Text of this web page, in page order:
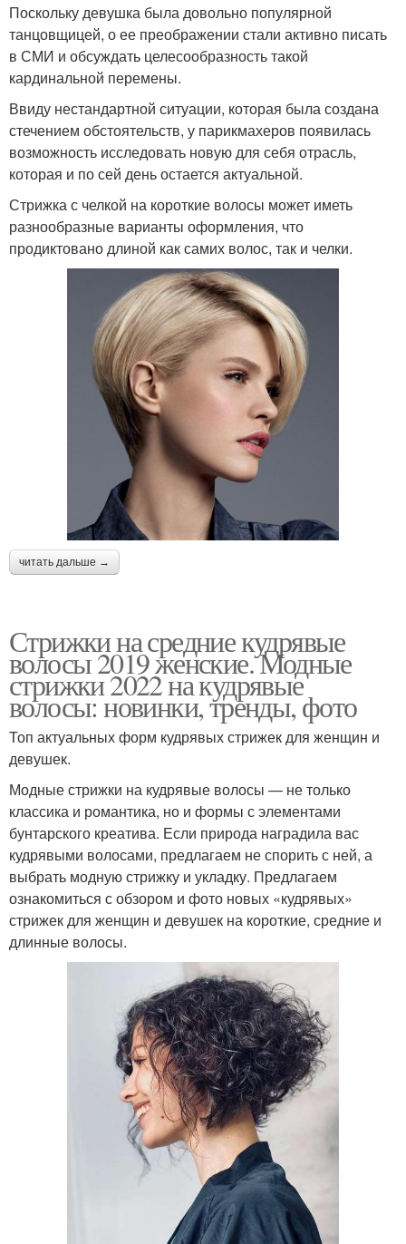
Поскольку девушка была довольно популярной
танцовщицей, о ее преображении стали активно писать
в СМИ и обсуждать целесообразность такой
кардинальной перемены.
Ввиду нестандартной ситуации, которая была создана
стечением обстоятельств, у парикмахеров появилась
возможность исследовать новую для себя отрасль,
которая и по сей день остается актуальной.
Стрижка с челкой на короткие волосы может иметь
разнообразные варианты оформления, что
продиктовано длиной как самих волос, так и челки.
читать дальше →
Стрижки на средние кудрявые
волосы 2019 женские. Модные
стрижки 2022 на кудрявые
волосы: новинки, тренды, фото
Топ актуальных форм кудрявых стрижек для женщин и
девушек.
Модные стрижки на кудрявые волосы — не только
классика и романтика, но и формы с элементами
бунтарского креатива. Если природа наградила вас
кудрявыми волосами, предлагаем не спорить с ней, а
выбрать модную стрижку и укладку.⁣⁣ Предлагаем
ознакомиться с обзором и фото новых «кудрявых»
стрижек для женщин и девушек на короткие, средние и
длинные волосы.